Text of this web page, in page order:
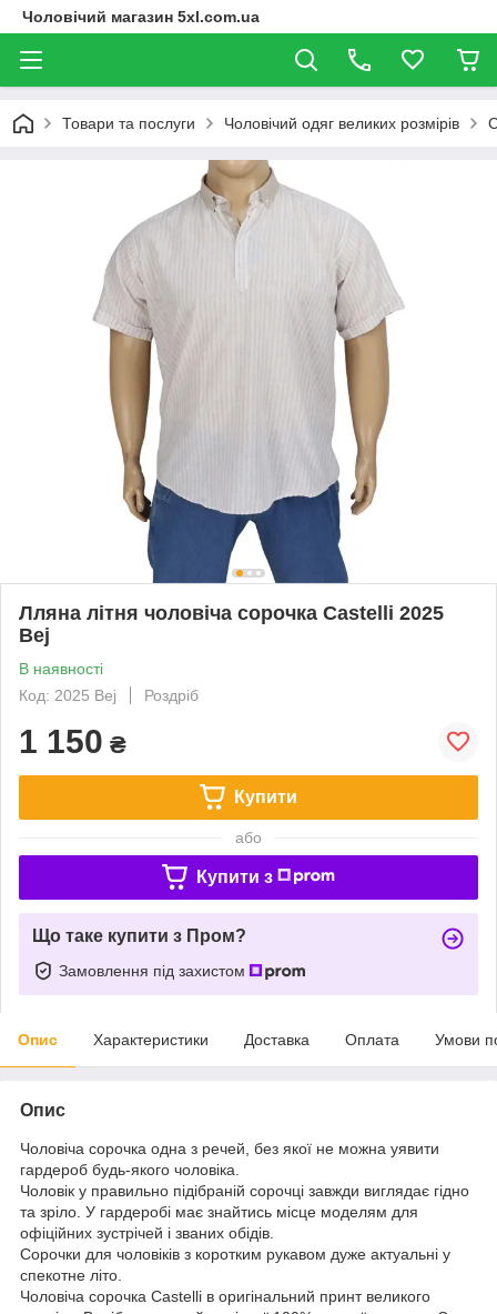
Чоловічий магазин 5xl.com.ua
Товари та послуги Чоловічий одяг великих розмірів
Лляна літня чоловіча сорочка Castelli 2025
Bej
В наявності
Код: 2025 Bej
Роздріб
1 150 ₴
Купити
або
Купити з
Що таке купити з Пром?
Замовлення під захистом
Опис Характеристики Доставка Оплата Умови
Опис
Чоловіча сорочка одна з речей, без якої не можна уявити
гардероб будь-якого чоловіка.
Чоловік у правильно підібраній сорочці завжди виглядає гідно
та зріло. У гардеробі має знайтись місце моделям для
офіційних зустрічей і званих обідів.
Сорочки для чоловіків з коротким рукавом дуже актуальні у
спекотне літо.
Чоловіча сорочка Castelli в оригінальний принт великого